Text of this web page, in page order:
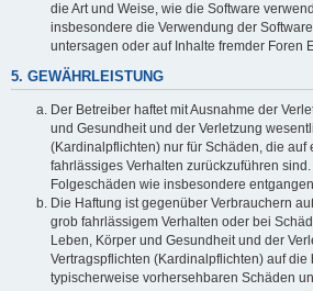
die Art und Weise, wie die Software
insbesondere die Verwendung der
untersagen oder auf Inhalte fremder Foren
5. GEWÄHRLEISTUNG
Der Betreiber haftet mit Ausnahme der
und Gesundheit und der Verletzung
(Kardinalpflichten) nur für Schäden, die auf
fahrlässiges Verhalten zurückzuführen
Folgeschäden wie insbesondere
Die Haftung ist gegenüber Verbrauchern
grob fahrlässigem Verhalten oder bei
Leben, Körper und Gesundheit und der
Vertragspflichten (Kardinalpflichten) auf die
typischerweise vorhersehbaren Schäden